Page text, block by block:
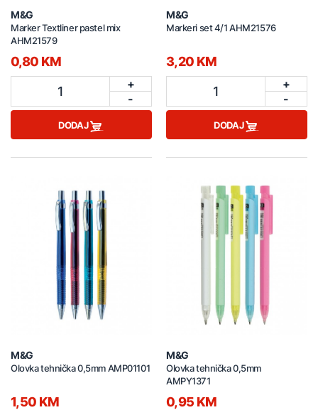
M&G
Marker Textliner pastel mix
AHM21579
0,80 KM
1
+
-
DODAJ
M&G
Markeri set 4/1 AHM21576
3,20 KM
1
+
-
DODAJ
M&G
Olovka tehnička 0,5mm AMP01101
1,50 KM
M&G
Olovka tehnička 0,5mm
AMPY1371
0,95 KM